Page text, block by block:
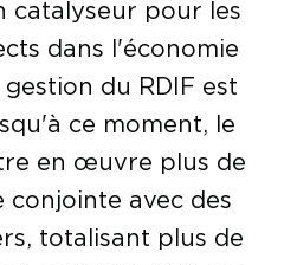
catalyseur pour les
dans l'économie
du RDIF est
ce moment, le
en œuvre plus de
avec des
totalisant plus de